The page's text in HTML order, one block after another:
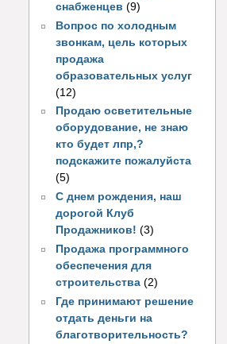
снабженцев (9)
Вопрос по холодным
звонкам, цель которых
продажа
образовательных услуг
(12)
Продаю осветительные
оборудование, не знаю
кто будет лпр,?
подскажите пожалуйста
(5)
С днем рождения, наш
дорогой Клуб
Продажников! (3)
Продажа программного
обеспечения для
строительства (2)
Где принимают решение
отдать деньги на
благотворительность?